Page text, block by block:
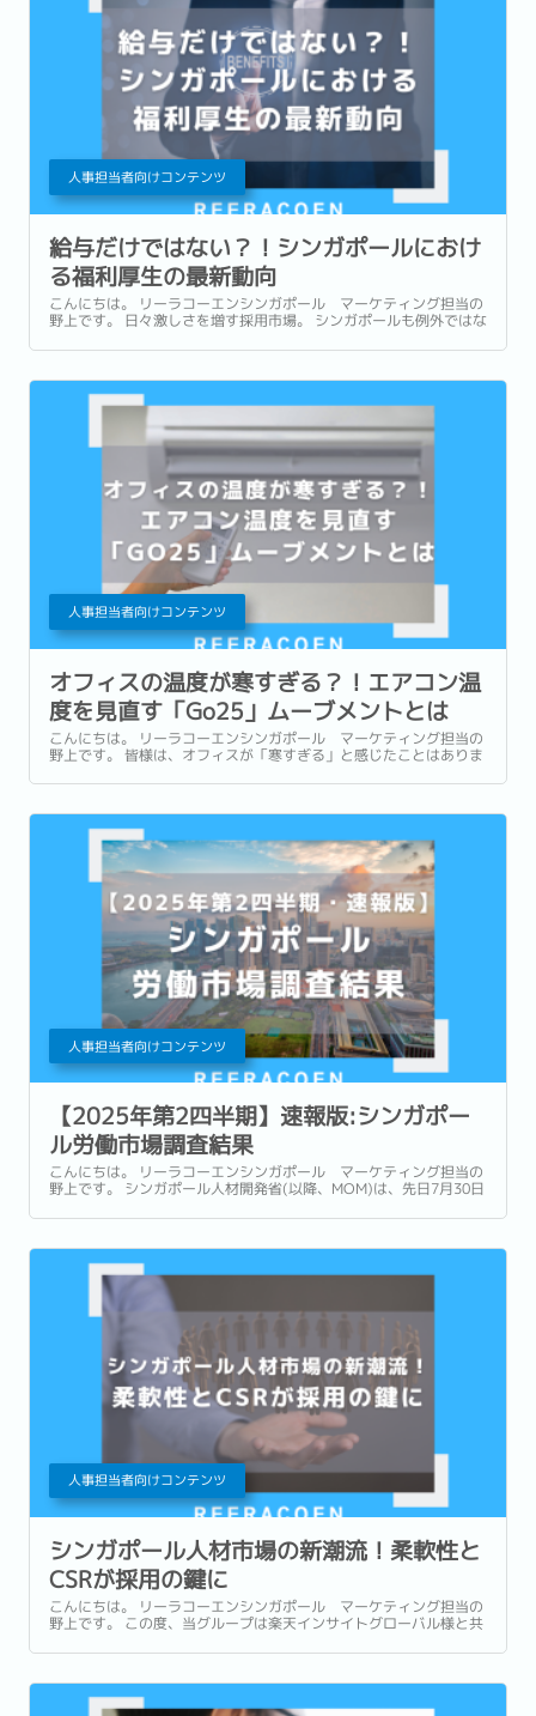
人事担当者向けコンテンツ
給与だけではない？！シンガポールにおけ
る福利厚生の最新動向
こんにちは。 リーラコーエンシンガポール マーケティング担当の
野上です。 日々激しさを増す採用市場。 シンガポールも例外ではな
ています。...
人事担当者向けコンテンツ
オフィスの温度が寒すぎる？！エアコン温
度を見直す「Go25」ムーブメントとは
こんにちは。 リーラコーエンシンガポール マーケティング担当の
野上です。 皆様は、オフィスが「寒すぎる」と感じたことはありま
の温度が21〜22度に設定されていることが多いと言われていま
人事担当者向けコンテンツ
【2025年第2四半期】速報版:シンガポー
ル労働市場調査結果
こんにちは。 リーラコーエンシンガポール マーケティング担当の
野上です。 シンガポール人材開発省(以降、MOM)は、先日7月30日
た。...
人事担当者向けコンテンツ
シンガポール人材市場の新潮流！柔軟性と
CSRが採用の鍵に
こんにちは。 リーラコーエンシンガポール マーケティング担当の
野上です。 この度、当グループは楽天インサイトグローバル様と共
調査を実施いたしました。 ...